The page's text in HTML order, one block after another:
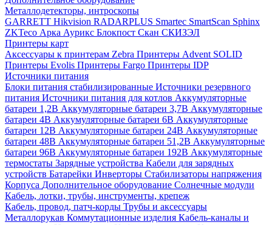
Металлодетекторы, интроскопы
GARRETT Hikvision RADARPLUS Smartec SmartScan Sphinx
ZKTeco Арка Аурикс Блокпост Скан СКИЗЭЛ
Принтеры карт
Аксессуары к принтерам Zebra Принтеры Advent SOLID
Принтеры Evolis Принтеры Fargo Принтеры IDP
Источники питания
Блоки питания стабилизированные Источники резервного
питания Источники питания для котлов Аккумуляторные
батареи 1,2В Аккумуляторные батареи 3,7В Аккумуляторные
батареи 4В Аккумуляторные батареи 6В Аккумуляторные
батареи 12В Аккумуляторные батареи 24В Аккумуляторные
батареи 48В Аккумуляторные батареи 51,2В Аккумуляторные
батареи 96В Аккумуляторные батареи 192В Аккумуляторные
термостаты Зарядные устройства Кабели для зарядных
устройств Батарейки Инверторы Стабилизаторы напряжения
Корпуса Дополнительное оборудование Солнечные модули
Кабель, лотки, трубы, инструменты, крепеж
Кабель, провод, патч-корды Трубы и аксессуары
Металлорукав Коммутационные изделия Кабель-каналы и